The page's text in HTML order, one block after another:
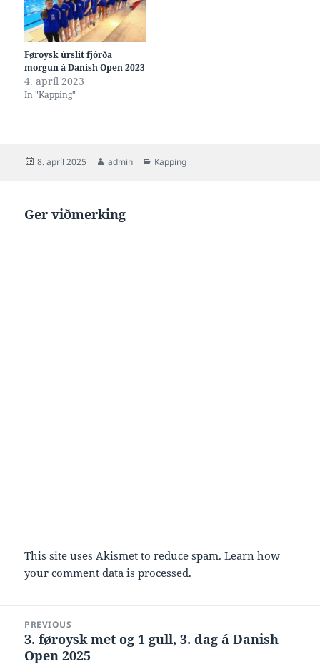
Føroysk úrslit fjórða
morgun á Danish Open 2023
4. apríl 2023
In "Kapping"
Posted
8. apríl 2025 Author
admin Categories
Kapping
Ger viðmerking
This site uses Akismet to reduce spam.Learn how
your comment data is processed.
navigation
PREVIOUS
Previous
post:
3. føroysk met og 1 gull, 3. dag á Danish
Open 2025